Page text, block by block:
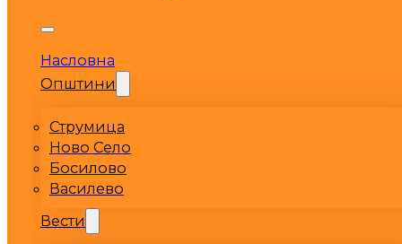
Насловна
Општини
Струмица
Ново Село
Босилово
Василево
Вести